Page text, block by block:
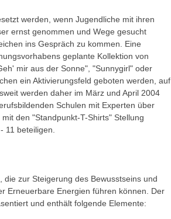
werden, wenn Jugendliche mit ihren
ernst genommen und Wege gesucht
ins Gespräch zu kommen. Eine
geplante Kollektion von
mir aus der Sonne", "Sunnygirl" oder
ein Aktivierungsfeld geboten werden, auf
werden daher im März und April 2004
Schulen mit Experten über
den "Standpunkt-T-Shirts" Stellung
11 beteiligen.
zur Steigerung des Bewusstseins und
Erneuerbare Energien führen können. Der
und enthält folgende Elemente: